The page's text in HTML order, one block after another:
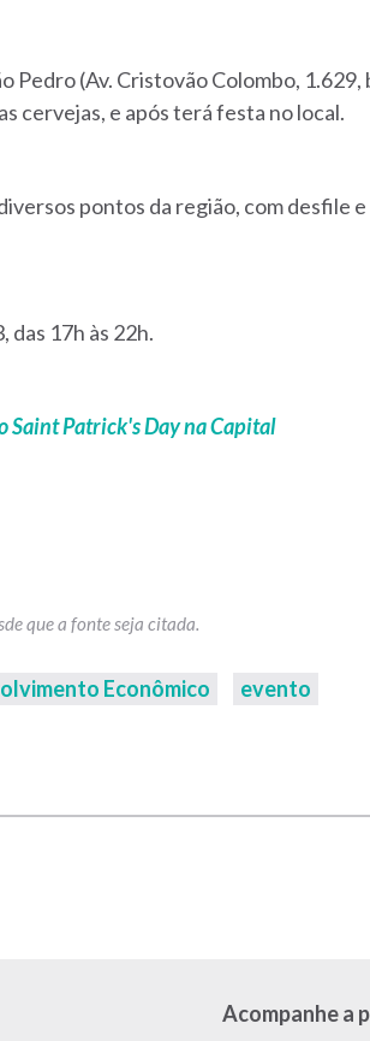
Pedro (Av. Cristovão Colombo,
cervejas, e após terá festa no local.
pontos da região, com desfile e
das 17h às 22h.
Saint Patrick's Day na Capital
Econômico evento
Acompanhe a